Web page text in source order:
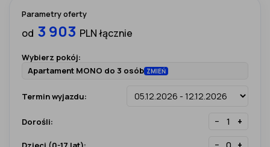
Parametry oferty
od 3 903 PLN łącznie
Wybierz pokój:
Apartament MONO do 3 osób ZMIEŃ
Termin wyjazdu:
Dorośli: − +